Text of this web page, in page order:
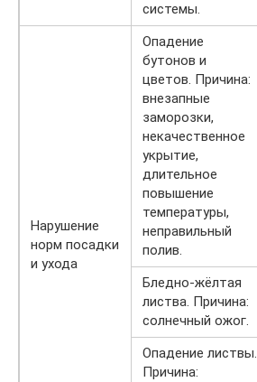
системы.
Нарушение
норм посадки
и ухода
Опадение
бутонов и
цветов. Причина:
внезапные
заморозки,
некачественное
укрытие,
длительное
повышение
температуры,
неправильный
полив.
Бледно-жёлтая
листва. Причина:
солнечный ожог.
Опадение листвы.
Причина: